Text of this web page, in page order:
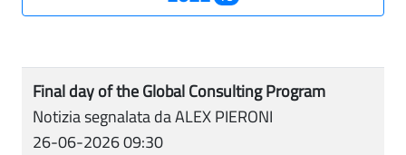
Final day of the Global Consulting Program
Notizia segnalata da ALEX PIERONI
26-06-2026 09:30